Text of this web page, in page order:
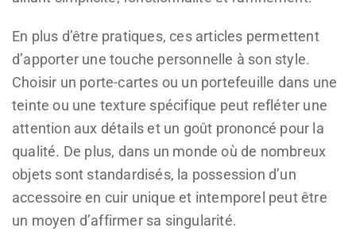
En plus d’être pratiques, ces articles permettent
d’apporter une touche personnelle à son style.
Choisir un porte-cartes ou un portefeuille dans une
teinte ou une texture spécifique peut refléter une
attention aux détails et un goût prononcé pour la
qualité. De plus, dans un monde où de nombreux
objets sont standardisés, la possession d’un
accessoire en cuir unique et intemporel peut être
un moyen d’affirmer sa singularité.